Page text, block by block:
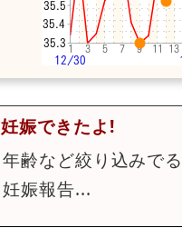
妊娠できたよ!
年齢など絞り込みで
妊娠報告...